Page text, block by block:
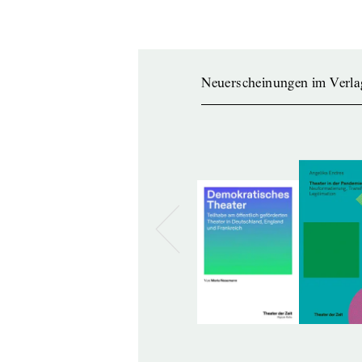
Neuerscheinungen im